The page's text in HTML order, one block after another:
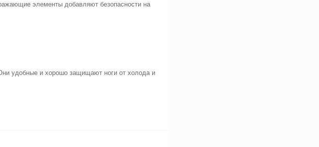
элементы добавляют безопасности на
удобные и хорошо защищают ноги от холода и